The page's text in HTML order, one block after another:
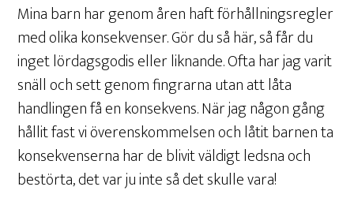
Mina barn har genom åren haft förhållningsregler
med olika konsekvenser. Gör du så här, så får du
inget lördagsgodis eller liknande. Ofta har jag varit
snäll och sett genom fingrarna utan att låta
handlingen få en konsekvens. När jag någon gång
hållit fast vi överenskommelsen och låtit barnen ta
konsekvenserna har de blivit väldigt ledsna och
bestörta, det var ju inte så det skulle vara!